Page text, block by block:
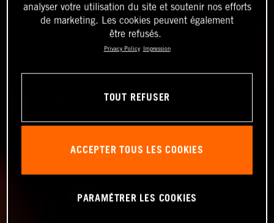
analyser votre utilisation du site et soutenir nos efforts
de marketing. Les cookies peuvent également
être refusés.
Privacy Policy Impression
TOUT REFUSER
ACCEPTER TOUS LES COOKIES
PARAMÉTRER LES COOKIES